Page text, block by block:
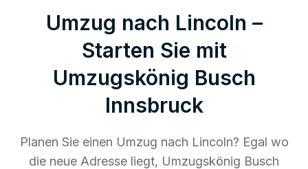
Umzug nach Lincoln –
Starten Sie mit
Umzugskönig Busch
Innsbruck
Planen Sie einen Umzug nach Lincoln? Egal wo
die neue Adresse liegt, Umzugskönig Busch